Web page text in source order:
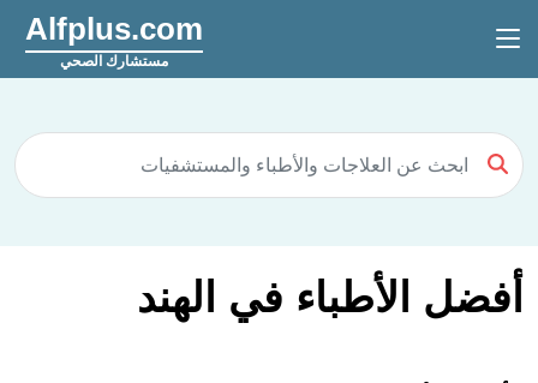
Alfplus.com
مستشارك الصحي
أفضل الأطباء في الهند